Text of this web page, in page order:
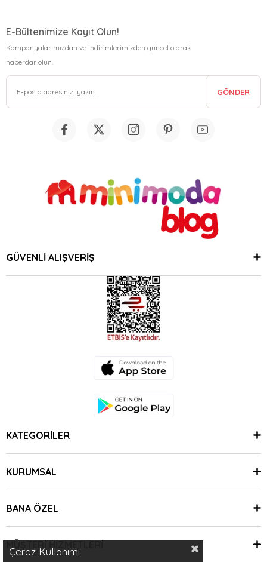
E-Bültenimize Kayıt Olun!
Kampanyalarımızdan ve indirimlerimizden güncel olarak
haberdar olun.
GÖNDER
GÜVENLİ ALIŞVERİŞ
KATEGORİLER
KURUMSAL
BANA ÖZEL
MÜŞTERİ HİZMETLERİ
Çerez Kullanımı